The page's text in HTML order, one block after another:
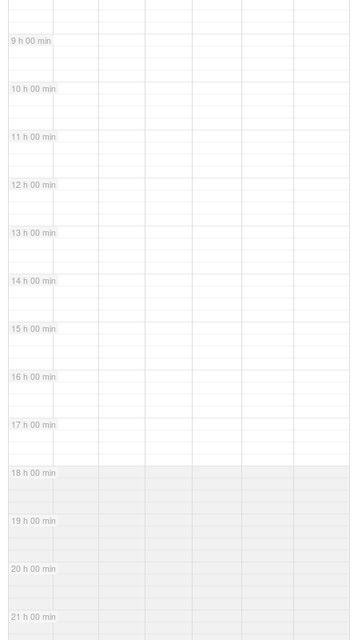
9 h 00 min
10 h 00 min
11 h 00 min
12 h 00 min
13 h 00 min
14 h 00 min
15 h 00 min
16 h 00 min
17 h 00 min
18 h 00 min
19 h 00 min
20 h 00 min
21 h 00 min